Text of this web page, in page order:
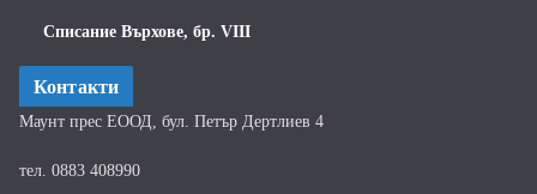
Списание Върхове, бр. VIII
Контакти
Маунт прес ЕООД, бул. Петър Дертлиев 4
тел. 0883 408990